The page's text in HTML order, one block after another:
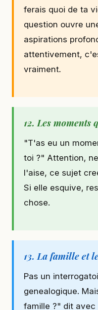
ferais quoi de ta
question ouvre
aspirations
attentivement,
vraiment.
12. Les moments
"T'as eu un
toi ?" Attention,
l'aise, ce sujet
Si elle esquive,
chose.
13. La famille et
Pas un
genealogique.
famille ?" dit avec